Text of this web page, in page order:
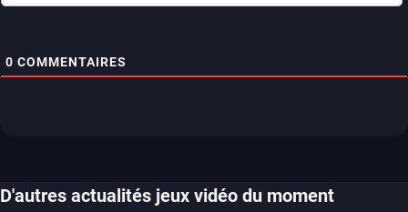
0 COMMENTAIRES
D'autres actualités jeux vidéo du moment